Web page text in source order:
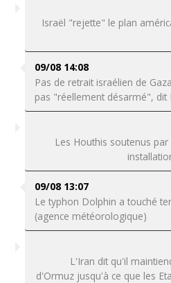
Israël "rejette" le plan
09/08 14:08
Pas de retrait israélien de
pas "réellement désarmé", dit
Les Houthis soutenus
09/08 13:07
Le typhon Dolphin a touché
(agence météorologique)
L'Iran dit qu'il
d'Ormuz jusqu'à ce que les